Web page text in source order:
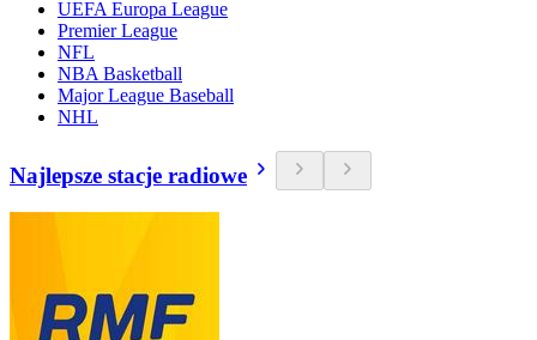
UEFA Europa League
Premier League
NFL
NBA Basketball
Major League Baseball
NHL
Najlepsze stacje radiowe